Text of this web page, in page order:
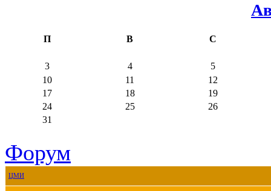
П В С
3 4
5
10
11
12
17
18
19
24
25
26
31
Форум
ЦМИ